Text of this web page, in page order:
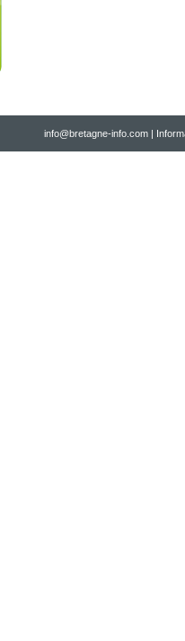
info@bretagne-info.com|